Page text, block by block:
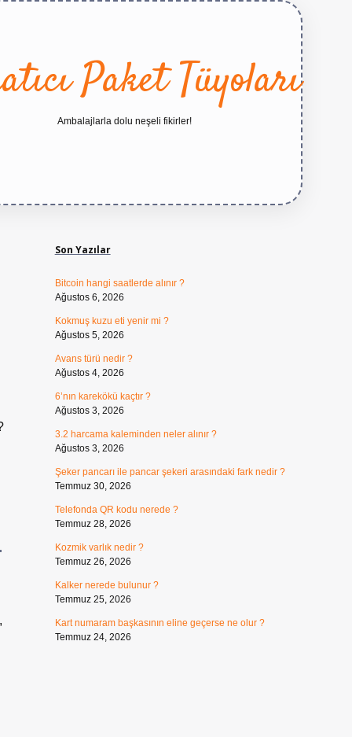
Paket Tüyoları
Ambalajlarla dolu neşeli fikirler!
Son Yazılar
Bitcoin hangi saatlerde alınır ?
Ağustos 6, 2026
Kokmuş kuzu eti yenir mi ?
Ağustos 5, 2026
Avans türü nedir ?
Ağustos 4, 2026
6’nın karekökü kaçtır ?
Ağustos 3, 2026
3.2 harcama kaleminden neler alınır ?
Ağustos 3, 2026
Şeker pancarı ile pancar şekeri arasındaki fark nedir ?
Temmuz 30, 2026
Telefonda QR kodu nerede ?
Temmuz 28, 2026
Kozmik varlık nedir ?
Temmuz 26, 2026
Kalker nerede bulunur ?
Temmuz 25, 2026
Kart numaram başkasının eline geçerse ne olur ?
Temmuz 24, 2026